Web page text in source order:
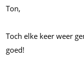
Ton,
Toch elke keer weer
goed!